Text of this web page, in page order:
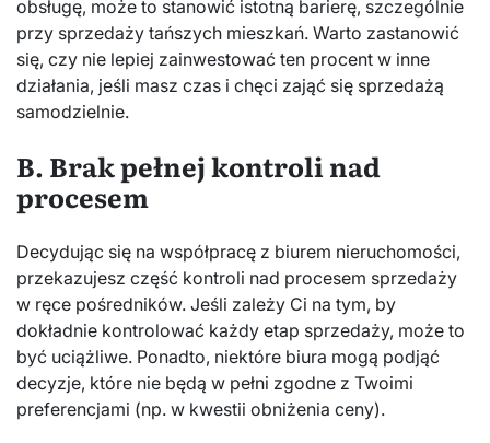
obsługę, może to stanowić istotną barierę, szczególnie
przy sprzedaży tańszych mieszkań. Warto zastanowić
się, czy nie lepiej zainwestować ten procent w inne
działania, jeśli masz czas i chęci zająć się sprzedażą
samodzielnie.
B. Brak pełnej kontroli nad
procesem
Decydując się na współpracę z biurem nieruchomości,
przekazujesz część kontroli nad procesem sprzedaży
w ręce pośredników. Jeśli zależy Ci na tym, by
dokładnie kontrolować każdy etap sprzedaży, może to
być uciążliwe. Ponadto, niektóre biura mogą podjąć
decyzje, które nie będą w pełni zgodne z Twoimi
preferencjami (np. w kwestii obniżenia ceny).